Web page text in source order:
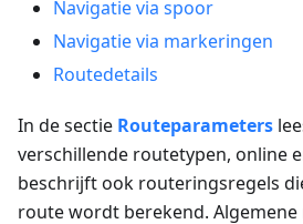
Navigatie via spoor
Navigatie via markeringen
Routedetails
In de sectie Routeparameters
verschillende routetypen, online
beschrijft ook routeringsregels
route wordt berekend.